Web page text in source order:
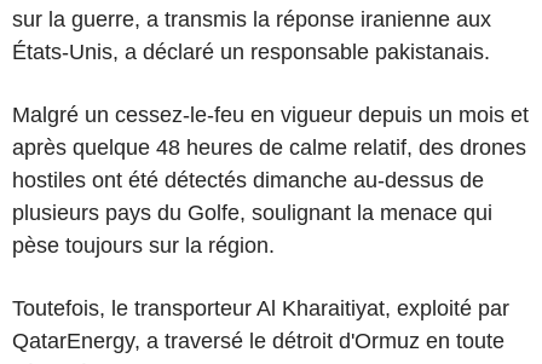
sur la guerre, a transmis la réponse iranienne aux
États-Unis, a déclaré un responsable pakistanais.
Malgré un cessez-le-feu en vigueur depuis un mois et
après quelque 48 heures de calme relatif, des drones
hostiles ont été détectés dimanche au-dessus de
plusieurs pays du Golfe, soulignant la menace qui
pèse toujours sur la région.
Toutefois, le transporteur Al Kharaitiyat, exploité par
QatarEnergy, a traversé le détroit d'Ormuz en toute